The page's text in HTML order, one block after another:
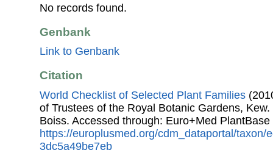
No records found.
Genbank
Link to Genbank
Citation
World Checklist of Selected Plant Families
of Trustees of the Royal Botanic Gardens, Kew.
Boiss. Accessed through: Euro+Med PlantBase
https://europlusmed.org/cdm_dataportal/taxon/
3dc5a49be7eb